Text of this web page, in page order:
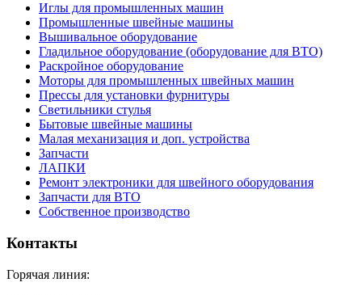
Иглы для промышленных машин
Промышленные швейные машины
Вышивальное оборудование
Гладильное оборудование (оборудование для ВТО)
Раскройное оборудование
Моторы для промышленных швейных машин
Прессы для установки фурнитуры
Светильники стулья
Бытовые швейные машины
Малая механизация и доп. устройства
Запчасти
ЛАПКИ
Ремонт электроники для швейного оборудования
Запчасти для ВТО
Собственное производство
Контакты
Горячая линия: